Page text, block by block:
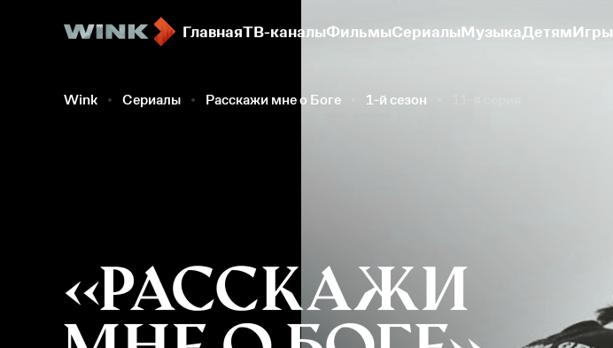
ГлавнаяТВ-каналыФильмыСериалыМузыкаДетямИгры
Wink Сериалы Расскажи мне о Боге 1-й сезон